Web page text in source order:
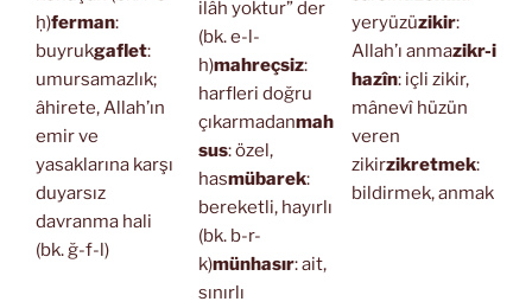
ḥ)ferman:
buyrukgaflet:
umursamazlık;
âhirete, Allah’ın
emir ve
yasaklarına karşı
duyarsız
davranma hali
(bk. ğ-f-l)
ilâh yoktur” der
(bk. e-l-
h)mahreçsiz:
harfleri doğru
çıkarmadanmah
sus: özel,
hasmübarek:
bereketli, hayırlı
(bk. b-r-
k)münhasır: ait,
sınırlı
yeryüzüzikir:
Allah’ı anmazikr-i
hazîn: içli zikir,
mânevî hüzün
veren
zikirzikretmek:
bildirmek, anmak